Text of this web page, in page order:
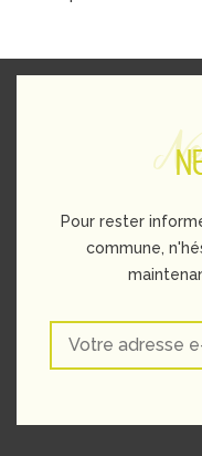
Pour rester
commune,